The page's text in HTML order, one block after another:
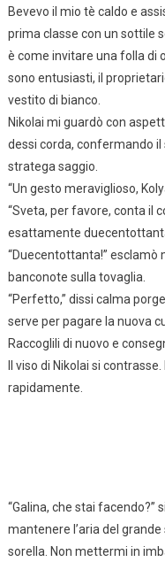
Bevevo il mio tè caldo e
prima classe con un sottile
è come invitare una folla di
sono entusiasti, il
vestito di bianco.
Nikolai mi guardò con
dessi corda, confermando
stratega saggio.
“Un gesto meraviglioso,
“Sveta, per favore, conta il
esattamente
“Duecentottanta!” esclamò
banconote sulla tovaglia.
“Perfetto,” dissi calma
serve per pagare la nuova
Raccoglili di nuovo e
Il viso di Nikolai si
rapidamente.
“Galina, che stai facendo?”
mantenere l’aria del
sorella. Non mettermi in